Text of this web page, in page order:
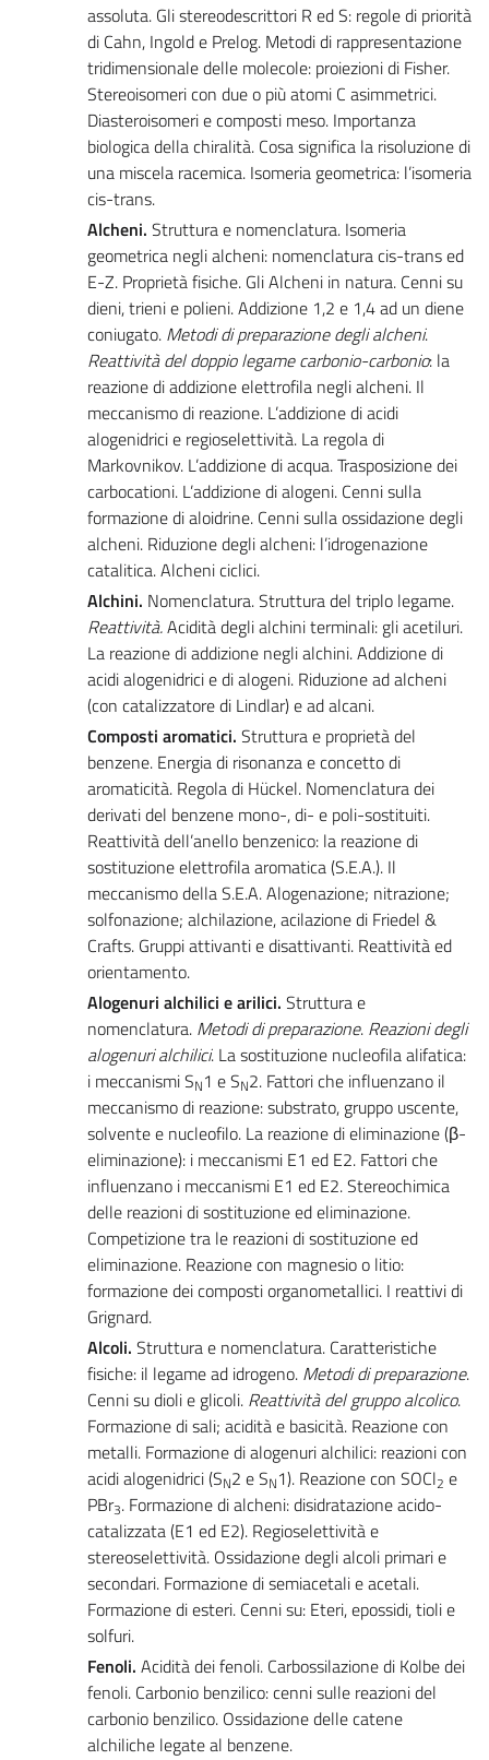
assoluta. Gli stereodescrittori R ed S: regole di priorità
di Cahn, Ingold e Prelog. Metodi di rappresentazione
tridimensionale delle molecole: proiezioni di Fisher.
Stereoisomeri con due o più atomi C asimmetrici.
Diasteroisomeri e composti meso. Importanza
biologica della chiralità. Cosa significa la risoluzione di
una miscela racemica. Isomeria geometrica: l’isomeria
cis-trans.
Alcheni. Struttura e nomenclatura. Isomeria
geometrica negli alcheni: nomenclatura cis-trans ed
E-Z. Proprietà fisiche. Gli Alcheni in natura. Cenni su
dieni, trieni e polieni. Addizione 1,2 e 1,4 ad un diene
coniugato. Metodi di preparazione degli alcheni.
Reattività del doppio legame carbonio-carbonio: la
reazione di addizione elettrofila negli alcheni. Il
meccanismo di reazione. L’addizione di acidi
alogenidrici e regioselettività. La regola di
Markovnikov. L’addizione di acqua. Trasposizione dei
carbocationi. L’addizione di alogeni. Cenni sulla
formazione di aloidrine. Cenni sulla ossidazione degli
alcheni. Riduzione degli alcheni: l’idrogenazione
catalitica. Alcheni ciclici.
Alchini. Nomenclatura. Struttura del triplo legame.
Reattività.Acidità degli alchini terminali: gli acetiluri.
La reazione di addizione negli alchini. Addizione di
acidi alogenidrici e di alogeni. Riduzione ad alcheni
(con catalizzatore di Lindlar) e ad alcani.
Composti aromatici. Struttura e proprietà del
benzene. Energia di risonanza e concetto di
aromaticità. Regola di Hückel. Nomenclatura dei
derivati del benzene mono-, di- e poli-sostituiti.
Reattività dell’anello benzenico: la reazione di
sostituzione elettrofila aromatica (S.E.A.). Il
meccanismo della S.E.A. Alogenazione; nitrazione;
solfonazione; alchilazione, acilazione di Friedel &
Crafts. Gruppi attivanti e disattivanti. Reattività ed
orientamento.
Alogenuri alchilici e arilici. Struttura e
nomenclatura. Metodi di preparazione. Reazioni degli
alogenuri alchilici. La sostituzione nucleofila alifatica:
i meccanismi SN1 e SN2. Fattori che influenzano il
meccanismo di reazione: substrato, gruppo uscente,
solvente e nucleofilo. La reazione di eliminazione (β-
eliminazione): i meccanismi E1 ed E2. Fattori che
influenzano i meccanismi E1 ed E2. Stereochimica
delle reazioni di sostituzione ed eliminazione.
Competizione tra le reazioni di sostituzione ed
eliminazione. Reazione con magnesio o litio:
formazione dei composti organometallici. I reattivi di
Grignard.
Alcoli. Struttura e nomenclatura. Caratteristiche
fisiche: il legame ad idrogeno. Metodi di preparazione.
Cenni su dioli e glicoli. Reattività del gruppo alcolico.
Formazione di sali; acidità e basicità. Reazione con
metalli. Formazione di alogenuri alchilici: reazioni con
acidi alogenidrici (SN2 e SN1). Reazione con SOCl2 e
PBr3. Formazione di alcheni: disidratazione acido-
catalizzata (E1 ed E2). Regioselettività e
stereoselettività. Ossidazione degli alcoli primari e
secondari. Formazione di semiacetali e acetali.
Formazione di esteri. Cenni su: Eteri, epossidi, tioli e
solfuri.
Fenoli. Acidità dei fenoli. Carbossilazione di Kolbe dei
fenoli. Carbonio benzilico: cenni sulle reazioni del
carbonio benzilico. Ossidazione delle catene
alchiliche legate al benzene.